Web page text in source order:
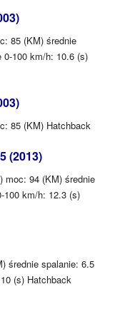
85 (KM) średnie
100 km/h: 10.6 (s)
85 (KM) Hatchback
(2013)
moc: 94 (KM) średnie
100 km/h: 12.3 (s)
średnie spalanie: 6.5
(s) Hatchback